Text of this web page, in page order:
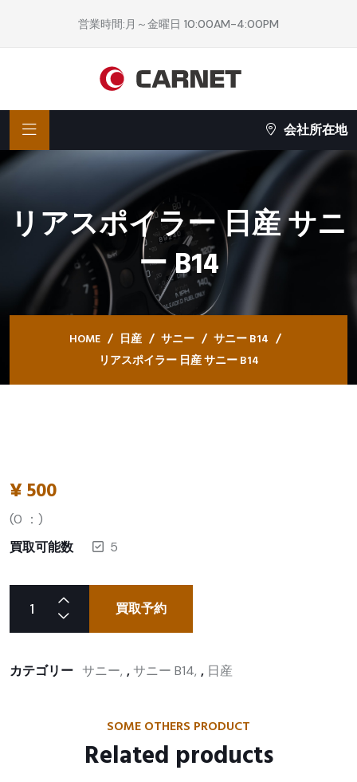
営業時間:月～金曜日 10:00AM-4:00PM
会社所在地
リアスポイラー 日産 サニ
ー B14
HOME 日産 サニー
サニー B14
リアスポイラー 日産 サニー B14
¥500
(0 ：)
買取可能数
5
買取予約
カテゴリー サニー ,サニー B14 , 日産
SOME OTHERS PRODUCT
Related products